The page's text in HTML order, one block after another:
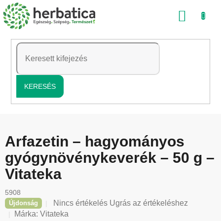
Ugrás
a
tartalomhoz
KERESÉS
Arfazetin – hagyományos
gyógynövénykeverék – 50 g –
Vitateka
5908
Újdonság
A
termék
Nincs értékelés Ugrás az értékeléshez
Márka: Vitateka